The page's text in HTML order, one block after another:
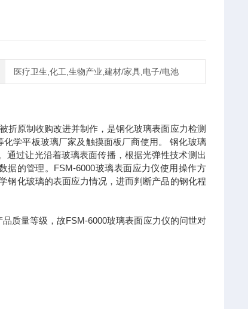
医疗卫生,化工,生物产业,建材/家具,电子/电池
原制收购改进并制作，是钢化玻璃表面应力检测
学平板玻璃厂家及触摸面板厂商使用。 钢化玻璃
通过让光沿着玻璃表面传播，根据光弹性技术测出
据的管理。FSM-6000玻璃表面应力仪使用操作方
钢化玻璃的表面应力情况，进而判断产品的钢化程
质量等级，故FSM-6000玻璃表面应力仪的问世对